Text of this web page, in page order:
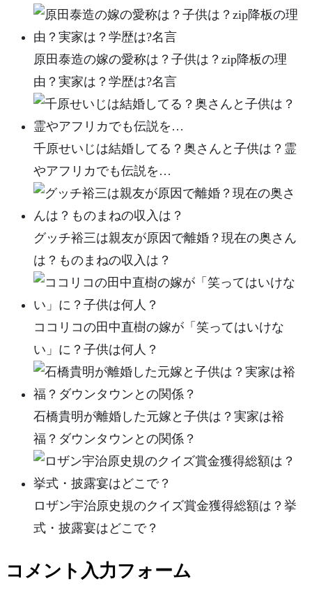
原田泰造の嫁の愛称は？子供は？zip降板の理
由？実家は？学歴は?名言
千原せいじは結婚してる？奥さんと子供は？霊
やアフリカでも伝説を…
グッチ裕三は親友が原因で離婚？現在の奥さん
は？ものまねの収入は？
ココリコの田中直樹の嫁が「笑ってはいけな
い」に？子供は何人？
石橋貴明が離婚した元嫁と子供は？実家は裕
福？ダウンタウンとの関係？
ロザン宇治原史規のクイズ賞金獲得総額は？挙
式・披露宴はどこで？
コメント入力フォーム